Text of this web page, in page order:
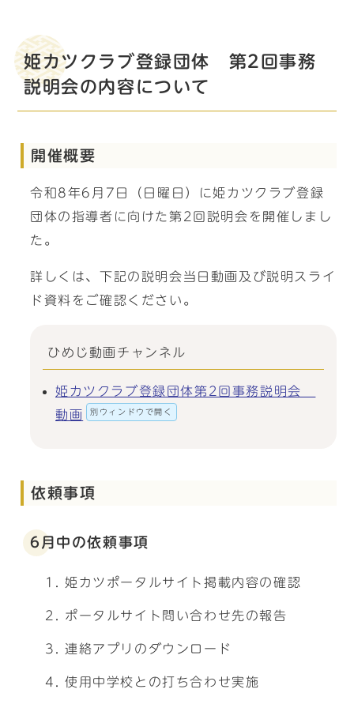
姫カツクラブ登録団体 第2回事務
説明会の内容について
開催概要
令和8年6月7日（日曜日）に姫カツクラブ登録
団体の指導者に向けた第2回説明会を開催しまし
た。
詳しくは、下記の説明会当日動画及び説明スライ
ド資料をご確認ください。
ひめじ動画チャンネル
姫カツクラブ登録団体第2回事務説明会
動画
別ウィンドウで開く
依頼事項
6月中の依頼事項
姫カツポータルサイト掲載内容の確認
ポータルサイト問い合わせ先の報告
連絡アプリのダウンロード
使用中学校との打ち合わせ実施